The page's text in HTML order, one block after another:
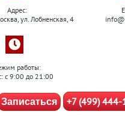
Адрес:
ул. Лобненская, 4
работы:
с 9:00 до 21:00
Записаться +7 (499)